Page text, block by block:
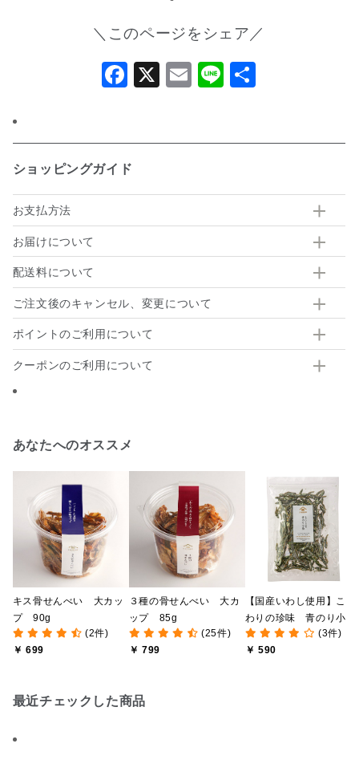
＼このページをシェア／
Facebook
X Email
Line
ショッピングガイド
お支払方法
お届けについて
配送料について
ご注文後のキャンセル、変更について
ポイントのご利用について
クーポンのご利用について
あなたへのオススメ
キス骨せんべい 大カッ
プ 90g
(2件)
￥ 699
３種の骨せんべい 大カ
ップ 85g
(25件)
￥ 799
【国産いわし使用】こだ
わりの珍味 青のり小魚
55g
(3件)
￥ 590
最近チェックした商品